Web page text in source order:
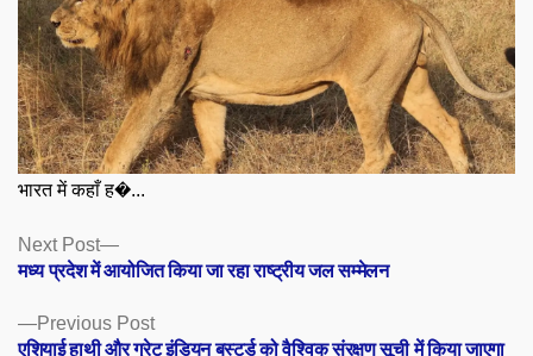
भारत में कहाँ ह�...
Posts
navigation
Previous PostPrevious
post:
एशियाई हाथी और ग्रेट इंडियन बस्टर्ड को वैश्विक संरक्षण सूची में किया जाएगा
Next Post
Next
post:
मध्य प्रदेश में आयोजित किया जा रहा राष्ट्रीय जल सम्मेलन